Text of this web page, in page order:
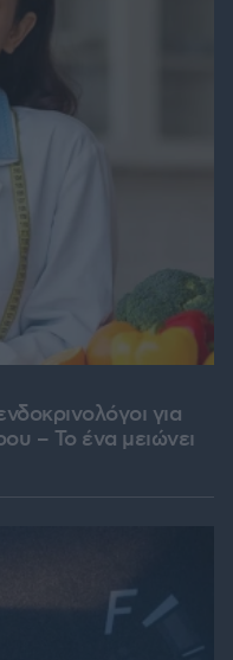
για
– Το ένα μειώνει